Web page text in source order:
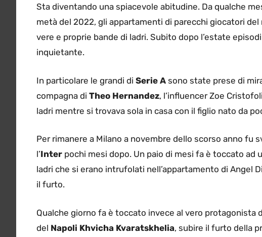
Sta diventando una spiacevole abitudine. Da qualche
metà del 2022, gli appartamenti di parecchi giocatori
vere e proprie bande di ladri. Subito dopo l’estate
inquietante.
In particolare le grandi di Serie A sono state prese di
compagna di Theo Hernandez, l’influencer Zoe
ladri mentre si trovava sola in casa con il figlio nato da
Per rimanere a Milano a novembre dello scorso anno fu
l’Inter pochi mesi dopo. Un paio di mesi fa è toccato ad
ladri che si erano intrufolati nell’appartamento di Angel
il furto.
Qualche giorno fa è toccato invece al vero protagonista
del Napoli Khvicha Kvaratskhelia, subire il furto della